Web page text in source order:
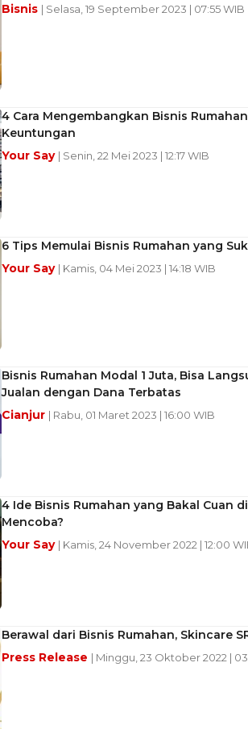
Bisnis | Selasa, 19 September 2023 | 07:55 WIB
4 Cara Mengembangkan Bisnis
Keuntungan
Your Say | Senin, 22 Mei 2023 | 12:17 WIB
6 Tips Memulai Bisnis Rumahan yang
Your Say | Kamis, 04 Mei 2023 | 14:18 WIB
Bisnis Rumahan Modal 1 Juta, Bisa
Jualan dengan Dana Terbatas
Cianjur | Rabu, 01 Maret 2023 | 16:00 WIB
4 Ide Bisnis Rumahan yang Bakal Cuan
Mencoba?
Your Say | Kamis, 24 November 2022 | 12:00
Berawal dari Bisnis Rumahan, Skincare
Press Release | Minggu, 23 Oktober 2022 |